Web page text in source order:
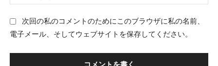
ル
ェ
次回の私のコメントのためにこのブラウザに私の名前、
電子メール、そしてウェブサイトを保存してください。